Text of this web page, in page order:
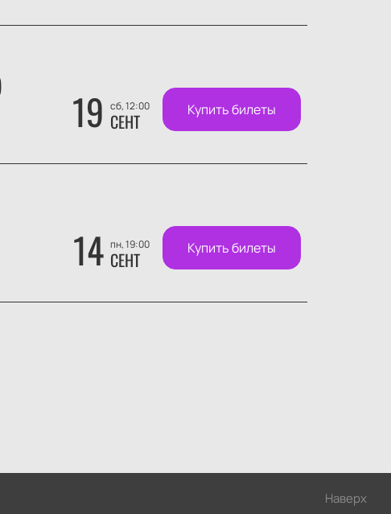
19 сб, 12:00
СЕНТ Купить билеты
14 пн, 19:00
СЕНТ Купить билеты
Наверх